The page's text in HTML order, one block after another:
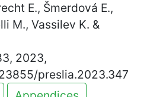
E., Šmerdová E.,
M., Vassilev K. &
2023,
preslia.2023.347